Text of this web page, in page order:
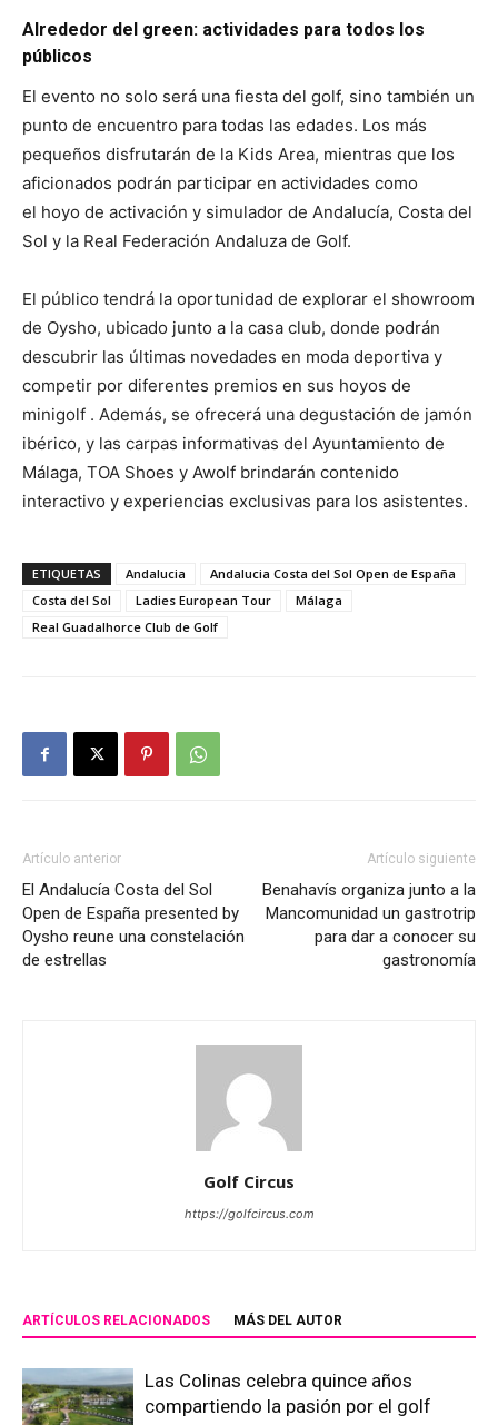
Alrededor del green: actividades para todos los
públicos
El evento no solo será una fiesta del golf, sino también un
punto de encuentro para todas las edades. Los más
pequeños disfrutarán de la Kids Area, mientras que los
aficionados podrán participar en actividades como
el hoyo de activación y simulador de Andalucía, Costa del
Sol y la Real Federación Andaluza de Golf.
El público tendrá la oportunidad de explorar el showroom
de Oysho, ubicado junto a la casa club, donde podrán
descubrir las últimas novedades en moda deportiva y
competir por diferentes premios en sus hoyos de
minigolf . Además, se ofrecerá una degustación de jamón
ibérico, y las carpas informativas del Ayuntamiento de
Málaga, TOA Shoes y Awolf brindarán contenido
interactivo y experiencias exclusivas para los asistentes.
ETIQUETAS Andalucia
Andalucia Costa del Sol Open de España
Costa del Sol
Ladies European Tour
Málaga
Real Guadalhorce Club de Golf
Artículo anterior
El Andalucía Costa del Sol
Open de España presented by
Oysho reune una constelación
de estrellas
Artículo siguiente
Benahavís organiza junto a la
Mancomunidad un gastrotrip
para dar a conocer su
gastronomía
Golf Circus
https://golfcircus.com
ARTÍCULOS RELACIONADOS MÁS DEL AUTOR
Las Colinas celebra quince años
compartiendo la pasión por el golf